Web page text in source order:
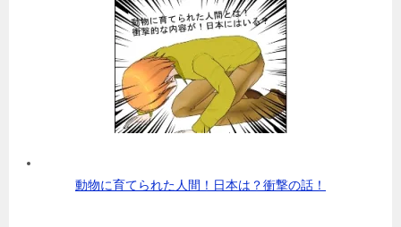
動物に育てられた人間！日本は？衝撃の話！